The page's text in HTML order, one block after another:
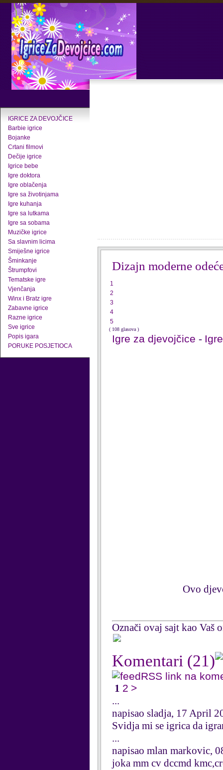
IGRICE ZA DEVOJČICE
Barbie igrice
Bojanke
Crtani filmovi
Dečije igrice
Igrice bebe
Igre doktora
Igre oblačenja
Igre sa životinjama
Igre kuhanja
Igre sa lutkama
Igre sa sobama
Muzičke igrice
Sa slavnim licima
Smiješne igrice
Šminkanje
Štrumpfovi
Tematske igre
Vjenčanja
Winx i Bratz igre
Zabavne igrice
Razne igrice
Sve igrice
Popis igara
PORUKE POSJETIOCA
Dizajn moderne
1
2
3
4
5
( 108 glasova )
Igre za djevojčice -
Ovo
Označi ovaj sajt kao Vaš
Komentari (21)
RSS link na
1 2 >
...
napisao sladja, 17 April
Svidja mi se igrica da
...
napisao mlan markovic,
joka mm cv dccmd